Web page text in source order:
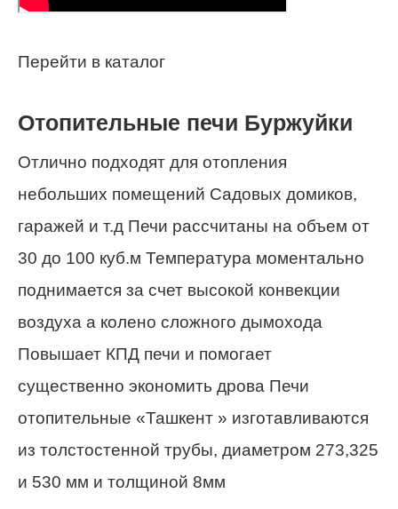
Перейти в каталог
Отопительные печи Буржуйки
Отлично подходят для отопления
небольших помещений Садовых домиков,
гаражей и т.д Печи рассчитаны на объем от
30 до 100 куб.м Температура моментально
поднимается за счет высокой конвекции
воздуха а колено сложного дымохода
Повышает КПД печи и помогает
существенно экономить дрова Печи
отопительные «Ташкент » изготавливаются
из толстостенной трубы, диаметром 273,325
и 530 мм и толщиной 8мм